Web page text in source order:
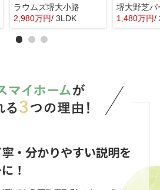
ラウムズ堺大小路
2,980万円/ 3LDK 1,480万円/
・分かりやすい説明を
！